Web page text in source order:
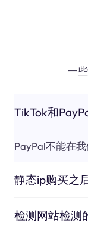
一
TikTok和
PayPal不能在我
静态ip购买之
检测网站检测